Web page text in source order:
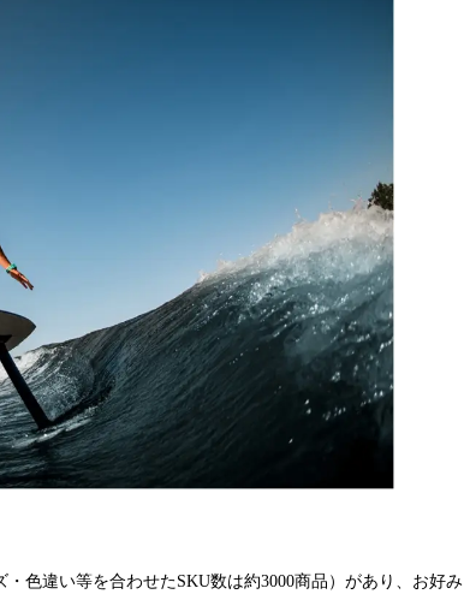
色違い等を合わせたSKU数は約3000商品）があり、お好み